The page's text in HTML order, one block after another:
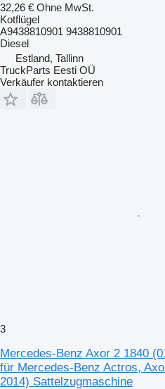
32,26 € Ohne MwSt.
Kotflügel
A9438810901 9438810901
Diesel
Estland, Tallinn
TruckParts Eesti OÜ
Verkäufer kontaktieren
3
Mercedes-Benz Axor 2 1840
für Mercedes-Benz Actros,
2014) Sattelzugmaschine